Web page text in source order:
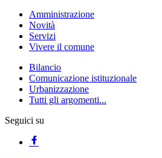
Amministrazione
Novità
Servizi
Vivere il comune
Bilancio
Comunicazione istituzionale
Urbanizzazione
Tutti gli argomenti...
Seguici su